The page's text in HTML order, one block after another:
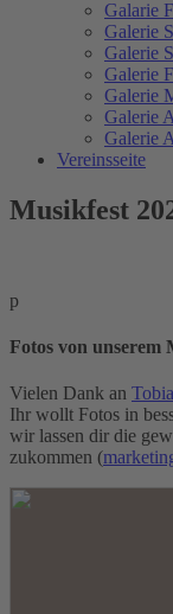
Galarie
Galerie
Galerie
Galerie
Galerie
Galerie
Galerie
Vereinsseite
Musikfest
p
Fotos von unserem
Vielen Dank an
Ihr wollt Fotos in
wir lassen dir die
zukommen (